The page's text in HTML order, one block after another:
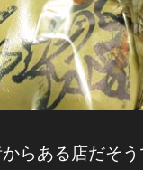
らある店だそう